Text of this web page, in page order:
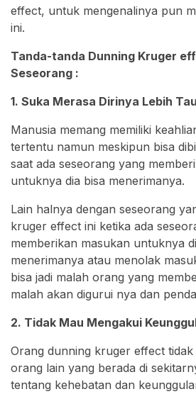
effect, untuk mengenalinya pun
ini.
Tanda-tanda Dunning Kruger
Seseorang :
1. Suka Merasa Dirinya Lebih Tau
Manusia memang memiliki
tertentu namun meskipun bisa
saat ada seseorang yang
untuknya dia bisa menerimanya.
Lain halnya dengan seseorang
kruger effect ini ketika ada
memberikan masukan untuknya
menerimanya atau menolak
bisa jadi malah orang yang
malah akan digurui nya dan
2. Tidak Mau Mengakui
Orang dunning kruger effect tidak
orang lain yang berada di
tentang kehebatan dan